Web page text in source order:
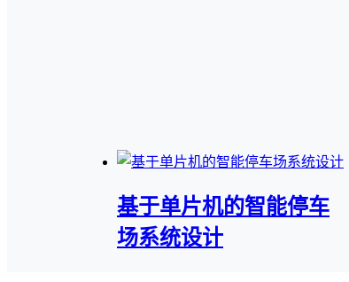
基于单片机的智能停车
场系统设计